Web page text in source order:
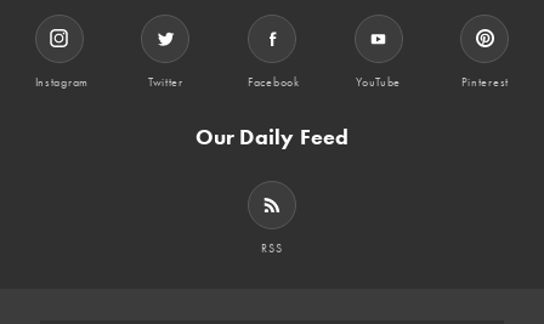
Instagram Twitter Facebook YouTube Pinterest
Our Daily Feed
RSS